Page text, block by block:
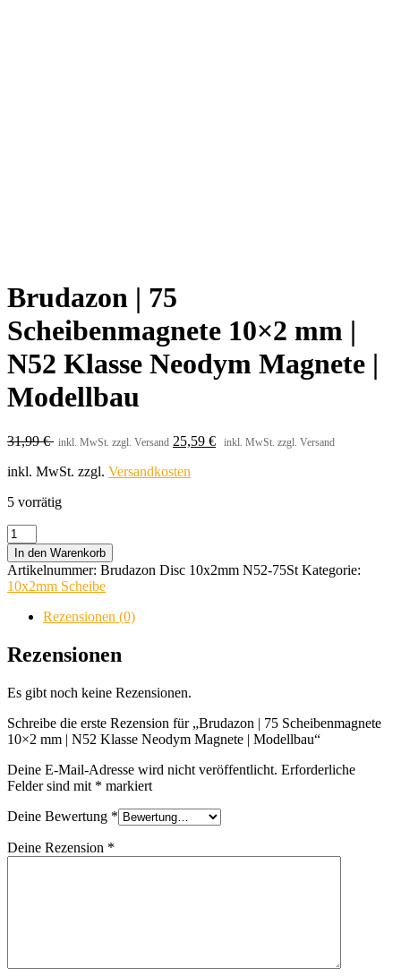
Brudazon | 75
Scheibenmagnete 10×2 mm |
N52 Klasse Neodym Magnete |
Modellbau
31,99€ inkl. MwSt. zzgl. Versand 25,59 € inkl. MwSt. zzgl. Versand
inkl. MwSt. zzgl. Versandkosten
5 vorrätig
Brudazon
|
75
Scheibenmagnete
10x2
N52
Klasse
Magnete
Modellbau
Menge
In den Warenkorb
Artikelnummer: Brudazon Disc 10x2mm N52-75St Kategorie:
10x2mm Scheibe
Rezensionen (0)
Rezensionen
Es gibt noch keine Rezensionen.
Schreibe die erste Rezension für „Brudazon | 75 Scheibenmagnete
10×2 mm | N52 Klasse Neodym Magnete | Modellbau“
Deine E-Mail-Adresse wird nicht veröffentlicht. Erforderliche
Felder sind mit * markiert
Deine Bewertung *
Deine Rezension *